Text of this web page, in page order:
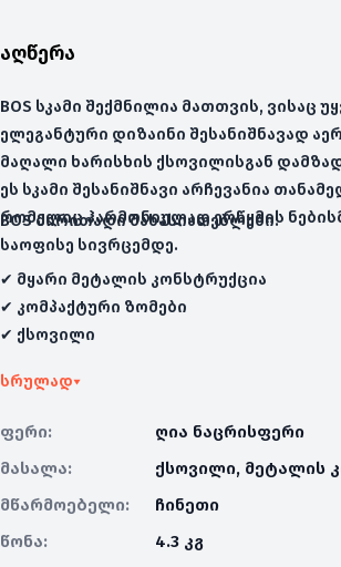
აღწერა
BOS სკამი შექმნილია მათთვის, ვისაც
ელეგანტური დიზაინი შესანიშნავად
მაღალი ხარისხის ქსოვილისგან
ეს სკამი შესანიშნავი არჩევანია
რომელიც ჰარმონიულად ერწყმის
საოფისე სივრცემდე.
BOS ძირითადი მახასიათებლები:
✔ მყარი მეტალის კონსტრუქცია
✔ კომპაქტური ზომები
✔ ქსოვილი
სრულად▾
ფერი:
ღია ნაცრისფერი
მასალა:
ქსოვილი, მეტალის
მწარმოებელი:
ჩინეთი
წონა:
4.3 კგ